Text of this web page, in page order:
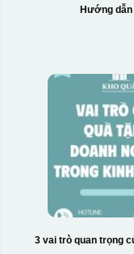
Hướng dẫn
3 vai trò quan trọng